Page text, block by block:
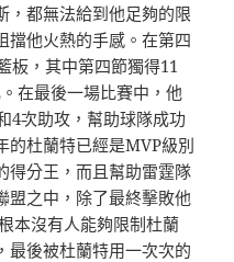
，都無法給到他足夠的限
擋他火熱的手感。在第四
板，其中第四節獨得11
在最後一場比賽中，他
4次助攻，幫助球隊成功
的杜蘭特已經是MVP級別
得分王，而且幫助雷霆隊
盟之中，除了最終擊敗他
本沒有人能夠限制杜蘭
最後被杜蘭特用一次次的